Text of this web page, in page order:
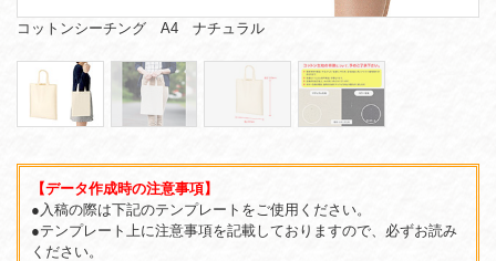
コットンシーチング A4 ナチュラル
【データ作成時の注意事項】
●入稿の際は下記のテンプレートをご使用ください。
●テンプレート上に注意事項を記載しておりますので、必ずお読み
ください。